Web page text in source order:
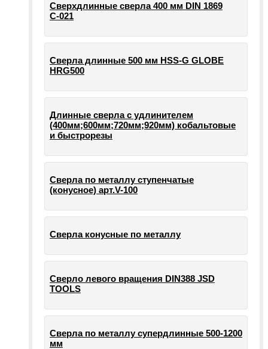
Сверхдлинные сверла 400 мм DIN 1869
С-021
Сверла длинные 500 мм HSS-G GLOBE
HRG500
Длинные сверла с удлинителем
(400мм;600мм;720мм;920мм) кобальтовые
и быстрорезы
Сверла по металлу ступенчатые
(конусное) арт.V-100
Сверла конусные по металлу
Сверло левого вращения DIN388 JSD
TOOLS
Сверла по металлу супердлинные 500-1200
мм